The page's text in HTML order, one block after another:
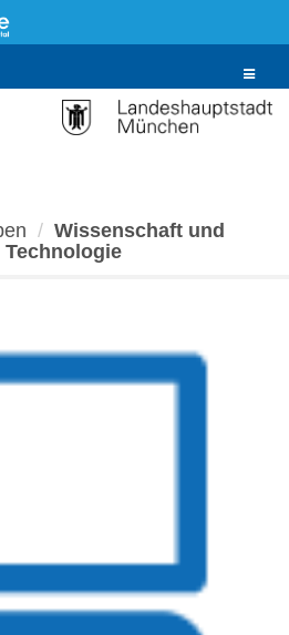
Toggle
Wissenschaft und
Technologie